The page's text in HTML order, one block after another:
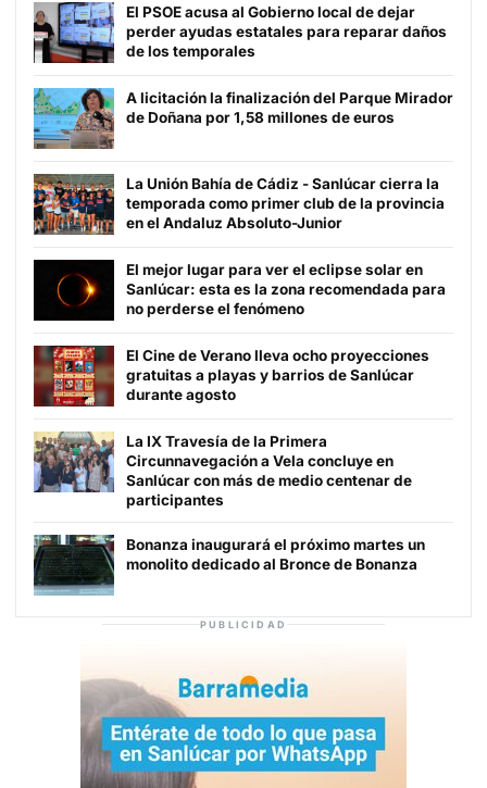
El PSOE acusa al Gobierno local de dejar
perder ayudas estatales para reparar daños
de los temporales
A licitación la finalización del Parque Mirador
de Doñana por 1,58 millones de euros
La Unión Bahía de Cádiz - Sanlúcar cierra la
temporada como primer club de la provincia
en el Andaluz Absoluto-Junior
El mejor lugar para ver el eclipse solar en
Sanlúcar: esta es la zona recomendada para
no perderse el fenómeno
El Cine de Verano lleva ocho proyecciones
gratuitas a playas y barrios de Sanlúcar
durante agosto
La IX Travesía de la Primera
Circunnavegación a Vela concluye en
Sanlúcar con más de medio centenar de
participantes
Bonanza inaugurará el próximo martes un
monolito dedicado al Bronce de Bonanza
PUBLICIDAD